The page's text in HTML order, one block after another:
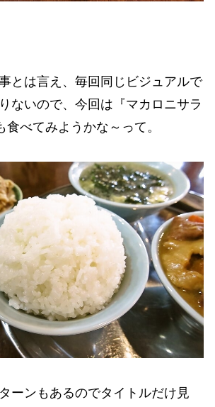
とは言え、毎回同じビジュアルで
ないので、今回は『マカロニサラ
食べてみようかな～って。
ーンもあるのでタイトルだけ見